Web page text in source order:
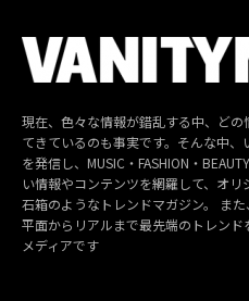
現在、色々な情報が錯乱する中、ど
てきているのも事実です。そんな中
を発信し、MUSIC・FASHION・
い情報やコンテンツを網羅して、オ
石箱のようなトレンドマガジン。 ま
平面からリアルまで最先端のトレン
メディアです